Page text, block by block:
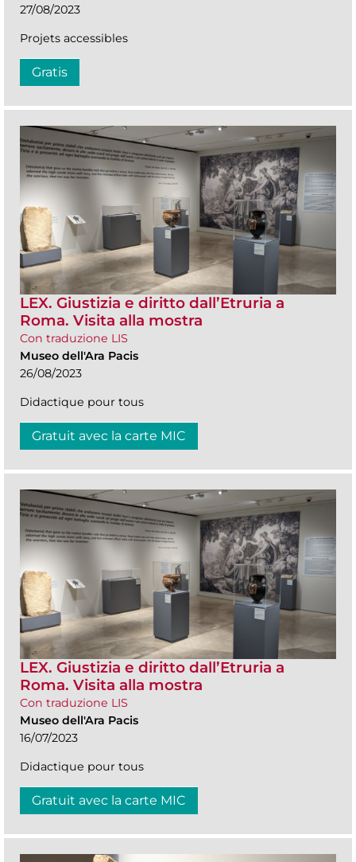
27/08/2023
Projets accessibles
Gratis
LEX. Giustizia e diritto dall’Etruria a
Roma. Visita alla mostra
Con traduzione LIS
Museo dell'Ara Pacis
26/08/2023
Didactique pour tous
Gratuit avec la carte MIC
LEX. Giustizia e diritto dall’Etruria a
Roma. Visita alla mostra
Con traduzione LIS
Museo dell'Ara Pacis
16/07/2023
Didactique pour tous
Gratuit avec la carte MIC